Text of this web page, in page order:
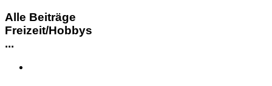
Alle Beiträge
Freizeit/Hobbys
...